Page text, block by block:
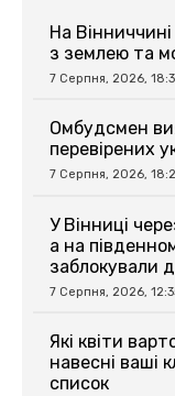
На
з землею та
7 Серпня, 2026,
Омбудсмен
перевірених
7 Серпня, 2026,
У Вінниці
а на
заблокували
7 Серпня, 2026,
Які квіти
навесні ваші
список